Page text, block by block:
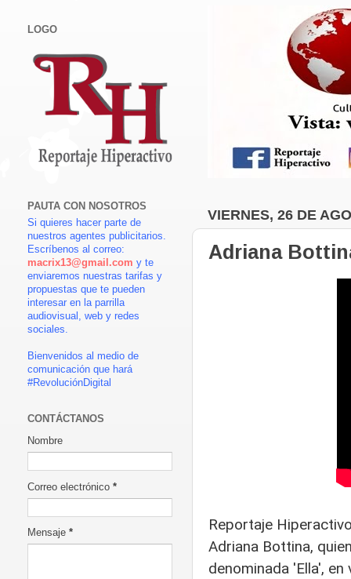
VIERNES, 26 DE
Adriana
Reportaje
Adriana Bottina​,
denominada 'Ella',
LOGO
PAUTA CON NOSOTROS
Si quieres hacer parte de
nuestros agentes publicitarios.
Escríbenos al correo:
macrix13@gmail.com y te
enviaremos nuestras tarifas y
propuestas que te pueden
interesar en la parrilla
audiovisual, web y redes
sociales.
Bienvenidos al medio de
comunicación que hará
#RevoluciónDigital
CONTÁCTANOS
Nombre
Correo electrónico *
Mensaje *